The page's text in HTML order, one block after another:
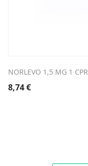
NORLEVO 1,5 MG 1 CPR
8,74€